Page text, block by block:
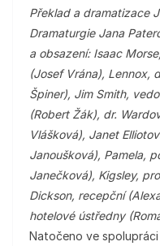
Překlad a dramatizace
Dramaturgie Jana
a obsazení: Isaac
(Josef Vrána), Lennox,
Špiner), Jim Smith,
(Robert Žák), dr.
Vlášková), Janet
Janoušková), Pamela,
Janečková), Kigsley,
Dickson, recepční
hotelové ústředny
Natočeno ve